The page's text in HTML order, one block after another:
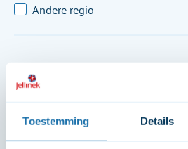
Toestemming Details
Andere regio
Zoek op aanbod [70]
70 resultaten